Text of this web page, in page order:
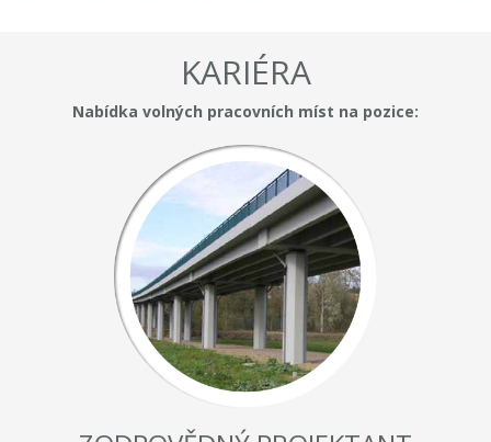
KARIÉRA
Nabídka volných pracovních míst na pozice: